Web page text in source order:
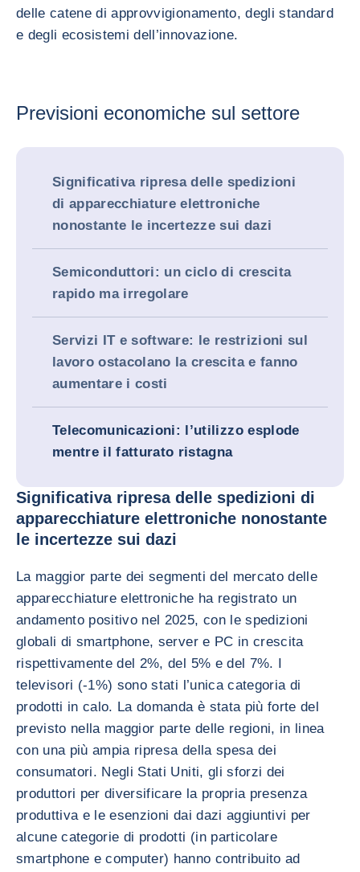
delle catene di approvvigionamento, degli standard
e degli ecosistemi dell’innovazione.
Previsioni economiche sul settore
Significativa ripresa delle spedizioni
di apparecchiature elettroniche
nonostante le incertezze sui dazi
Semiconduttori: un ciclo di crescita
rapido ma irregolare
Servizi IT e software: le restrizioni sul
lavoro ostacolano la crescita e fanno
aumentare i costi
Telecomunicazioni: l’utilizzo esplode
mentre il fatturato ristagna
Significativa ripresa delle spedizioni di
apparecchiature elettroniche nonostante
le incertezze sui dazi
La maggior parte dei segmenti del mercato delle
apparecchiature elettroniche ha registrato un
andamento positivo nel 2025, con le spedizioni
globali di smartphone, server e PC in crescita
rispettivamente del 2%, del 5% e del 7%. I
televisori (-1%) sono stati l’unica categoria di
prodotti in calo. La domanda è stata più forte del
previsto nella maggior parte delle regioni, in linea
con una più ampia ripresa della spesa dei
consumatori. Negli Stati Uniti, gli sforzi dei
produttori per diversificare la propria presenza
produttiva e le esenzioni dai dazi aggiuntivi per
alcune categorie di prodotti (in particolare
smartphone e computer) hanno contribuito ad